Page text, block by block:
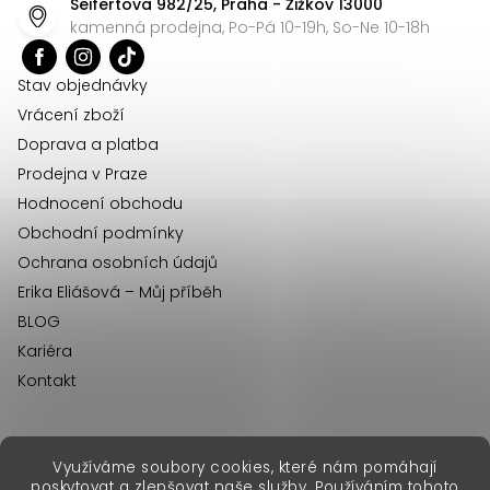
Využíváme soubory cookies, které nám pomáhají
kamenná prodejna, Po-Pá 10-19h, So-Ne 10-18h
Stav objednávky
Vrácení zboží
Doprava a platba
Prodejna v Praze
Hodnocení obchodu
Obchodní podmínky
Ochrana osobních údajů
Erika Eliášová – Můj příběh
BLOG
Kariéra
Kontakt
erikafashion.sk